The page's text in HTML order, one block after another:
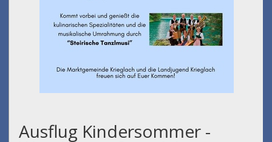
Ausflug Kindersommer -